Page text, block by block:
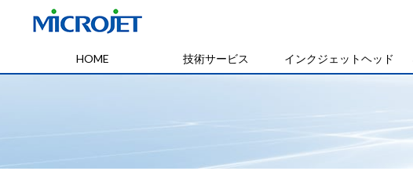
HOME 技術サービス インクジェットヘッド